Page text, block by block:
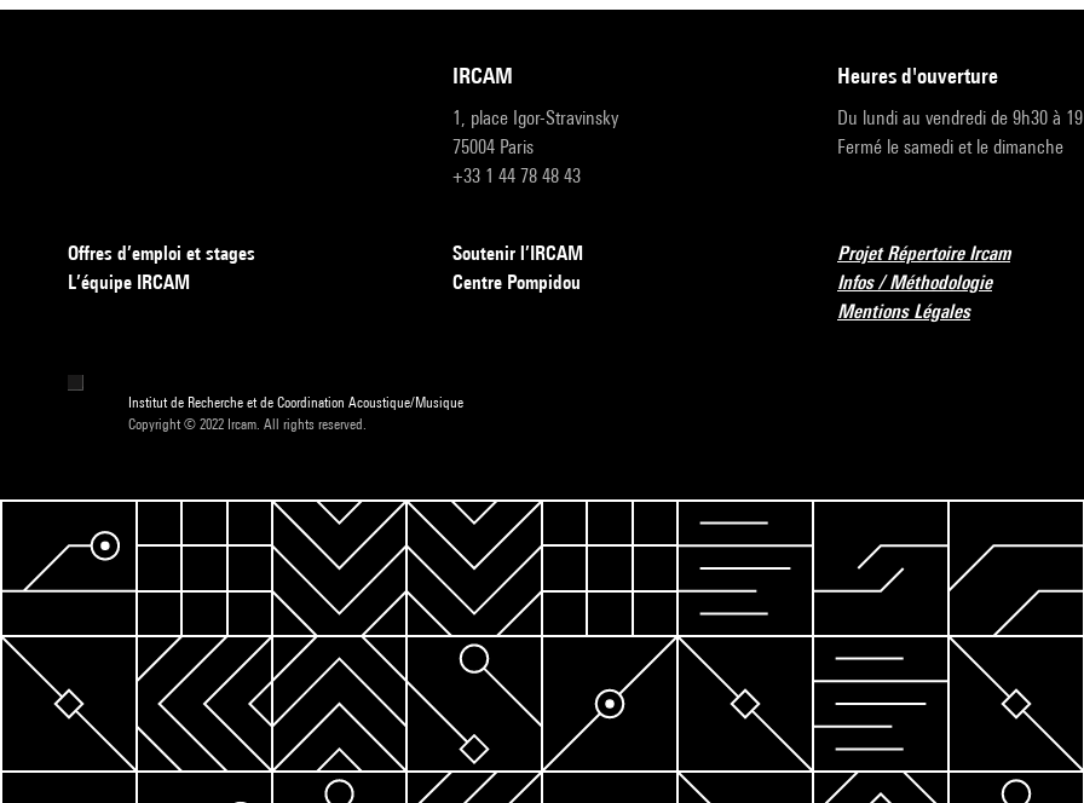
IRCAM
1, place Igor-Stravinsky
75004 Paris
+33 1 44 78 48 43
heures d'ouverture
Du lundi au vendredi de 9h30 à
Fermé le samedi et le dimanche
Offres d’emploi et stages
L’équipe IRCAM
Soutenir l’IRCAM
Centre Pompidou
Projet Répertoire Ircam
Infos / Méthodologie
Mentions Légales
Institut de Recherche et de Coordination Acoustique/Musique
Copyright © 2022 Ircam. All rights reserved.